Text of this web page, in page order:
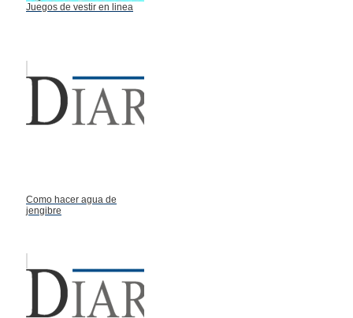
Juegos de vestir en linea
Como hacer agua de
jengibre